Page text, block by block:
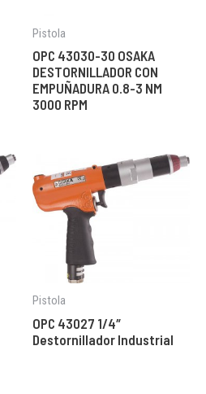
Pistola
OPC 43030-30 OSAKA
DESTORNILLADOR CON
EMPUÑADURA 0.8-3 NM
3000 RPM
Pistola
OPC 43027 1/4″
Destornillador Industrial